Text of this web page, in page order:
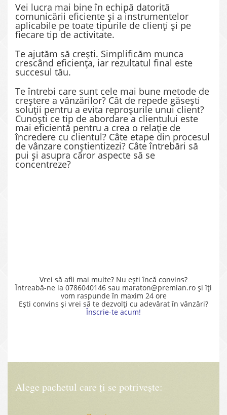
Vei lucra mai bine în echipă datorită
comunicării eficiente și a instrumentelor
aplicabile pe toate tipurile de clienți și pe
fiecare tip de activitate.
Te ajutăm să crești. Simplificăm munca
crescând eficiența, iar rezultatul final este
succesul tău.
Te întrebi care sunt cele mai bune metode de
creștere a vânzărilor? Cât de repede găsești
soluții pentru a evita reproșurile unui client?
Cunoști ce tip de abordare a clientului este
mai eficientă pentru a crea o relație de
încredere cu clientul? Câte etape din procesul
de vânzare conștientizezi? Câte întrebări să
pui și asupra căror aspecte să se
concentreze?
Vrei să afli mai multe? Nu ești încă convins?
Întreabă-ne la 0786040146 sau maraton@premian.ro și îți
vom raspunde în maxim 24 ore
Ești convins și vrei să te dezvolți cu adevărat în vânzări?
Înscrie-te acum!
Alege pachetul care ți se potrivește: